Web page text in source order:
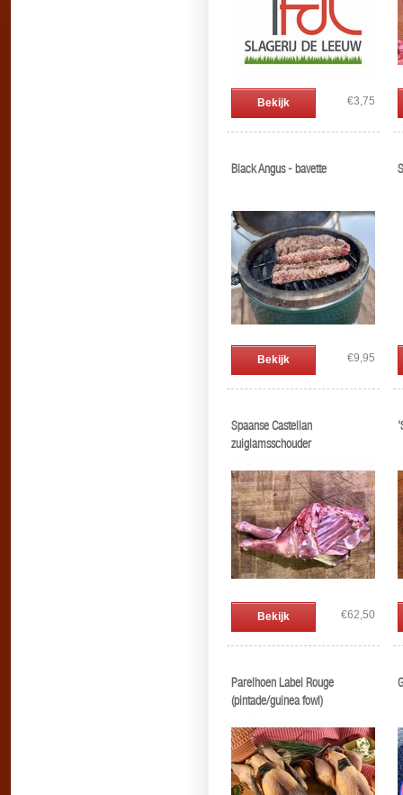
Bekijk €3,75
Black Angus - bavette
Bekijk €9,95
Spaanse Castellan
zuiglamsschouder
Bekijk €62,50
Parelhoen Label Rouge
(pintade/guinea fowl)